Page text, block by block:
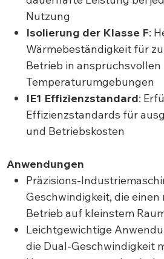
Nutzung
Isolierung der Klasse F:
Wärmebeständigkeit für
Betrieb in anspruchsvollen
Temperaturumgebungen
IE1 Effizienzstandard:
Effizienzstandards für
und Betriebskosten
Anwendungen
Präzisions-
Geschwindigkeit, die
Betrieb auf kleinstem
Leichtgewichtige
die Dual-Geschwindigkeit